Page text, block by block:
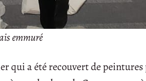
emmuré
qui a été recouvert de